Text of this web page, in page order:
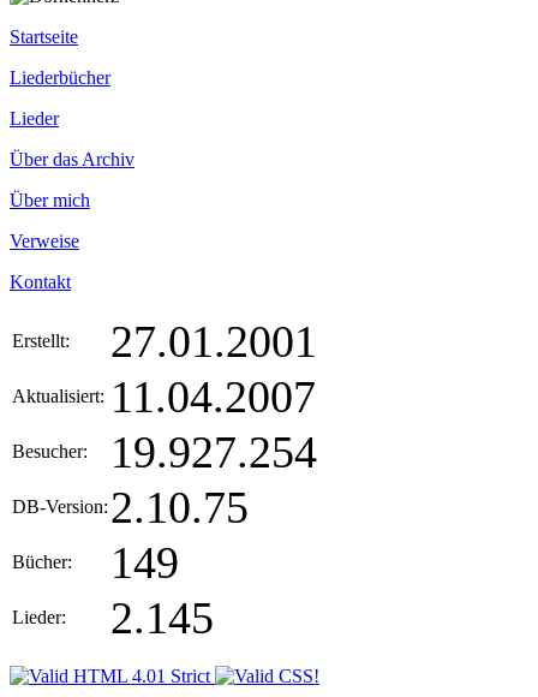
Startseite
Liederbücher
Lieder
Über das Archiv
Über mich
Verweise
Kontakt
Erstellt: 27.01.2001
Aktualisiert: 11.04.2007
Besucher: 19.927.254
DB-Version: 2.10.75
Bücher: 149
Lieder: 2.145